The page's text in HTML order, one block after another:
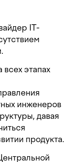
IT-
этапах
инженеров
давая
продукта.